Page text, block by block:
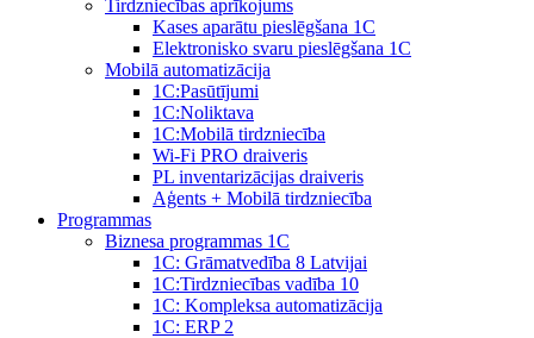
Tirdzniecības aprīkojums
Kases aparātu pieslēgšana 1C
Elektronisko svaru pieslēgšana 1C
Mobilā automatizācija
1С:Pasūtījumi
1С:Noliktava
1С:Mobilā tirdzniecība
Wi-Fi PRO draiveris
PL inventarizācijas draiveris
Aģents + Mobilā tirdzniecība
Programmas
Biznesa programmas 1C
1C: Grāmatvedība 8 Latvijai
1C:Tirdzniecības vadība 10
1С: Kompleksa automatizācija
1C: ERP 2